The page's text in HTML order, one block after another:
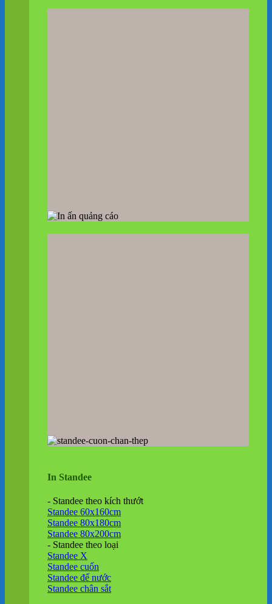
In Standee
- Standee theo kích thướt
Standee 60x160cm
Standee 80x180cm
Standee 80x200cm
- Standee theo loại
Standee X
Standee cuốn
Standee đế nước
Standee chân sắt